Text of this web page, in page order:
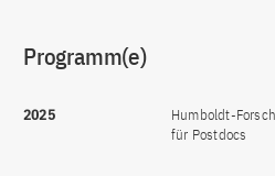
Programm(e)
2025
Humboldt-
für Postdocs